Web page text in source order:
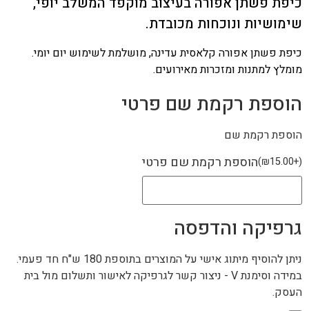
שימושיות ונוכחות מכובדת.
כיפת פשתן אפורה קלאסית עדינה, מושלמת לשימוש יום יומי.
מומלץ למתנות ומזכרות מאירועים.
הוספת רקמת שם פרטי
הוספת רקמת שם
הוספת רקמת שם פרטי (
+
₪15.00
)
גרפיקה והדפסה
ניתן להוסיף מיתוג אישי על המוצרים בתוספת 180 ש"ח חד פעמי.
במידה וסימנת V - ניצור קשר לגרפיקה לאישור ותשלום מול בית
העסק.